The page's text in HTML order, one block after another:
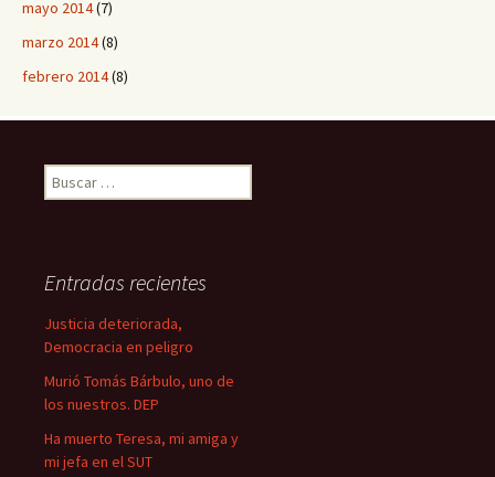
mayo 2014(7)
marzo 2014(8)
febrero 2014(8)
B
u
r
Entradas recientes
Justicia deteriorada,
Democracia en peligro
Murió Tomás Bárbulo, uno de
los nuestros. DEP
Ha muerto Teresa, mi amiga y
mi jefa en el SUT